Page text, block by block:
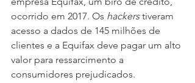
ocorrido em 2017. Os hackers tiveram
acesso a dados de 145 milhões de
clientes e a Equifax deve pagar um alto
valor para ressarcimento a
consumidores prejudicados.